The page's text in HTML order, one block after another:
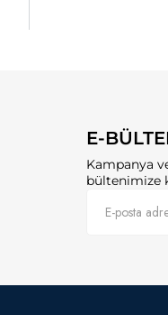
E-
Kampanya
bültenimize